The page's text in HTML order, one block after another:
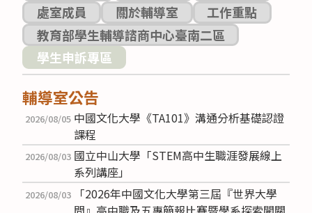
處室成員
關於輔導室
工作重點
教育部學生輔導諮商中心臺南二區
學生申訴專區
輔導室公告
中國文化大學《TA101》溝通分析基礎認證
課程
2026/08/05
國立中山大學「STEM高中生職涯發展線上
系列講座」
2026/08/03
「2026年中國文化大學第三屆『世界大學
2026/08/03